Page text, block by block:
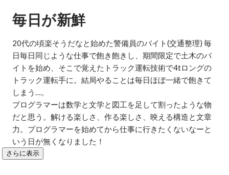
毎日が新鮮
20代の頃楽そうだなと始めた警備員のバイト(交通整理) 毎
日毎日同じような仕事で飽き飽きし、期間限定で土木のバ
イトを始め、そこで覚えたトラック運転技術で4tロングの
トラック運転手に。結局やることは毎日ほぼ一緒で飽きて
しまう…。
プログラマーは数学と文学と図工を足して割ったような物
だと思う。解ける楽しさ、作る楽しさ、映える構造と文章
力。プログラマーを始めてから仕事に行きたくないなーと
いう日が無くなりました！
さらに表示